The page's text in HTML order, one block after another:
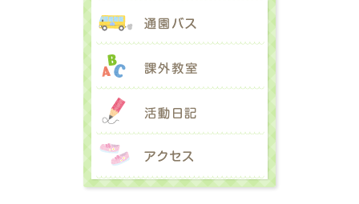
課外教室
活動日記
アクセス